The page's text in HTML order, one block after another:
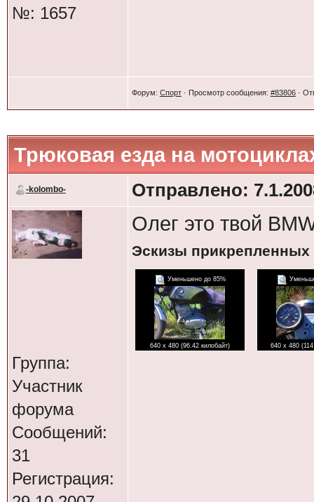
№: 1657
Форум: Спорт· Просмотр сообщения: #83806·
Трюковая езда на
-kolombo- Отправлено:
Группа:
Участник
форума
Сообщений:
31
Регистрация:
Олег это твой
Эскизы прикрепленных
Уменьшено до 85%
640 x 480 (96.42 килобайт) 640 x 480